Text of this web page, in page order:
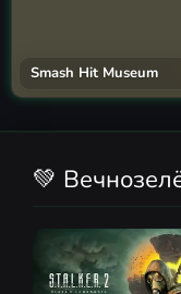
Smash Hit Museum
💚